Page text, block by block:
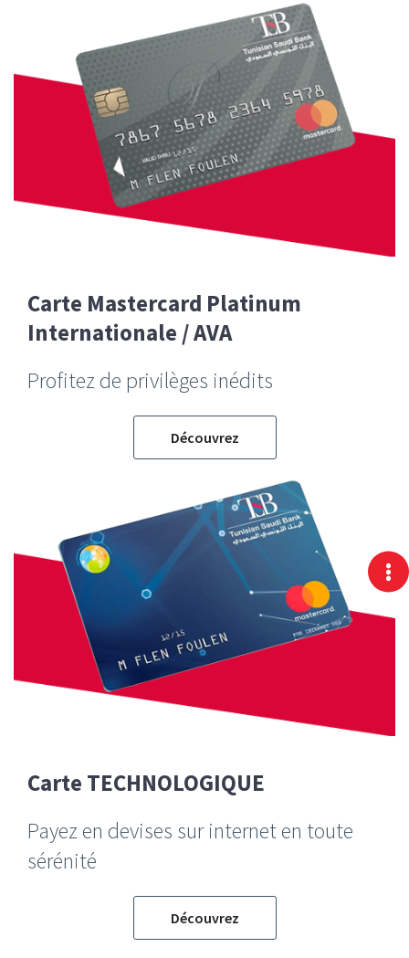
Carte Mastercard Platinum
Internationale / AVA
Profitez de privilèges inédits
Découvrez
Carte TECHNOLOGIQUE
Payez en devises sur internet en toute
sérénité
Découvrez